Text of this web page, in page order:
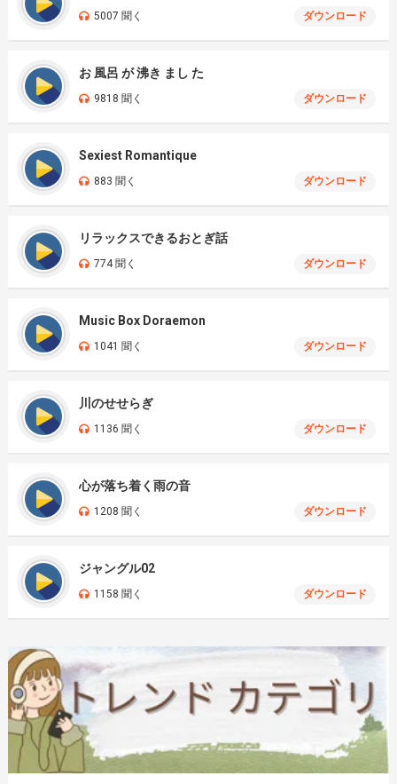
5007 聞く ダウンロード
お 風呂 が 沸き まし た
9818 聞く ダウンロード
Sexiest Romantique
883 聞く ダウンロード
リラックスできるおとぎ話
774 聞く ダウンロード
Music Box Doraemon
1041 聞く ダウンロード
川のせせらぎ
1136 聞く ダウンロード
心が落ち着く雨の音
1208 聞く ダウンロード
ジャングル02
1158 聞く ダウンロード